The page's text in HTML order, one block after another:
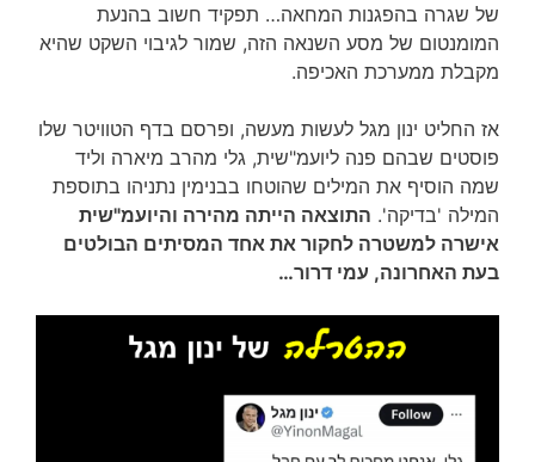
של שגרה בהפגנות המחאה… תפקיד חשוב בהנעת
המומנטום של מסע השנאה הזה, שמור לגיבוי השקט שהיא
מקבלת ממערכת האכיפה.
אז החליט ינון מגל לעשות מעשה, ופרסם בדף הטוויטר שלו
פוסטים שבהם פנה ליועמ"שית, גלי מהרב מיארה וליד
שמה הוסיף את המילים שהוטחו בבנימין נתניהו בתוספת
המילה 'בדיקה'. התוצאה הייתה מהירה והיועמ"שית
אישרה למשטרה לחקור את אחד המסיתים הבולטים
בעת האחרונה, עמי דרור…